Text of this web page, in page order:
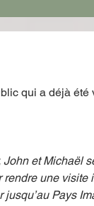
Interview
qui a déjà été
John et Michaël
rendre une visite
Pays